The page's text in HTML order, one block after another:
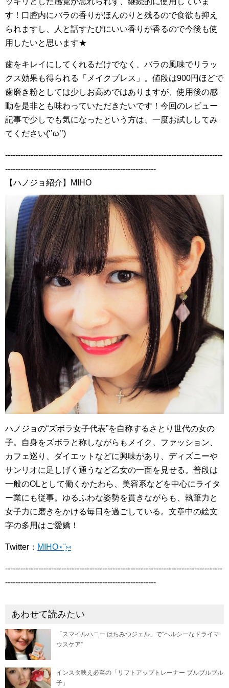
す！口腔内にバラの香りがほんのりと残るので食欲も抑え
られますし、人と話すたびにいい香りが香るので今後も使
用したいと思います★
歯をキレイにしてくれるだけでなく、バラの風味でリラッ
クス効果も得られる「メイクブレス」。値段は900円ほどで
歯磨き粉としては少しお高めではありますが、使用後の感
動を是非とも味わっていただきたいです！今回のレビュー
記事で少しでも気になったという方は、一度お試ししてみ
てください(‘’ω’’)
-------------------------------------------------------------------------------------
-----------------------------------------------------------
【ハノジョ紹介】MIHO
ハノジョの“ズボラ女子代表”を自称するさとり世代の女の
子。自身をズボラと称しながらもメイク、ファッション、
カフェ巡り、ダイエットなどに興味があり、ディズニーや
サンリオに足しげく通うなど乙女の一面を見せる。普段は
一般のOLとして働くかたわら、美容系などを中心にライタ
ー業にも従事。ゆるふわな姿勢を貫きながらも、執筆力と
女子力に磨きをかける毎日を過ごしている。文章中の絵文
字の多用はご愛嬌！
Twitter： MIHO⋆¨̮⑅
-------------------------------------------------------------------------------------
-----------------------------------------------------------
あわせて読みたい
「スマイルハニー はちみつジェル」で“ヘルシーなドライマ
ウスケア”
インスタ映え必至の「リフトアップトレーナー ブルブルブル
子」